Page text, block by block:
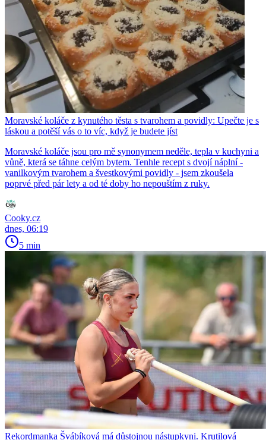
Moravské koláče z kynutého těsta s tvarohem a povidly: Upečte je s
láskou a potěší vás o to víc, když je budete jíst
Moravské koláče jsou pro mě synonymem neděle, tepla v kuchyni a
vůně, která se táhne celým bytem. Tenhle recept s dvojí náplní -
vanilkovým tvarohem a švestkovými povidly - jsem zkoušela
poprvé před pár lety a od té doby ho nepouštím z ruky.
Cooky.cz
dnes, 06:19
5 min
Rekordmanka Švábíková má důstojnou nástupkyni. Krutilová